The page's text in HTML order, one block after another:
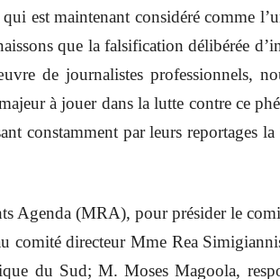
est maintenant considéré comme
que la falsification délibérée
de journalistes professionnels,
à jouer dans la lutte contre ce
constamment par leurs reportages la
Agenda (MRA), pour présider le
comité directeur Mme Rea
du Sud; M. Moses Magoola,